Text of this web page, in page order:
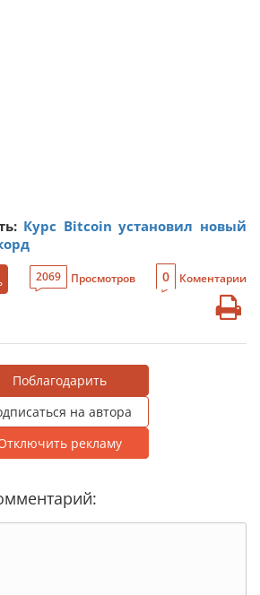
Курс Bitcoin установил новый
2069 Просмотров 0 Коментарии
Поблагодарить
на автора
рекламу